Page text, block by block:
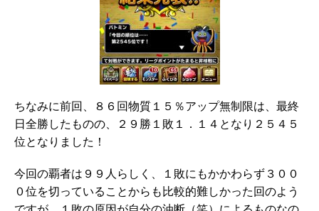
ちなみに前回、８６回物質１５％アップ無制限は、最終
日全勝したものの、２９勝１敗１．１４となり２５４５
位となりました！
今回の覇者は９９人らしく、１敗にもかかわらず３００
０位を切っていることからも比較的難しかった回のよう